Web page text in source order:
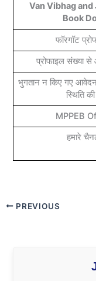
Van Vibhag
Book
फॉरगॉट
प्रोफाइल संख्या
भुगतान न किए गए
स्थिति
MPPEB
हमारे
PREVIOUS